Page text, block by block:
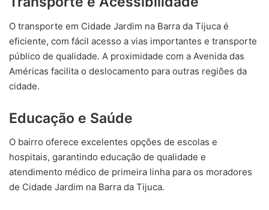
O transporte em Cidade Jardim na Barra da Tijuca é
eficiente, com fácil acesso a vias importantes e transporte
público de qualidade. A proximidade com a Avenida das
Américas facilita o deslocamento para outras regiões da
cidade.
Educação e Saúde
O bairro oferece excelentes opções de escolas e
hospitais, garantindo educação de qualidade e
atendimento médico de primeira linha para os moradores
de Cidade Jardim na Barra da Tijuca.